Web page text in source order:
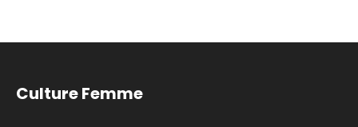
Culture Femme